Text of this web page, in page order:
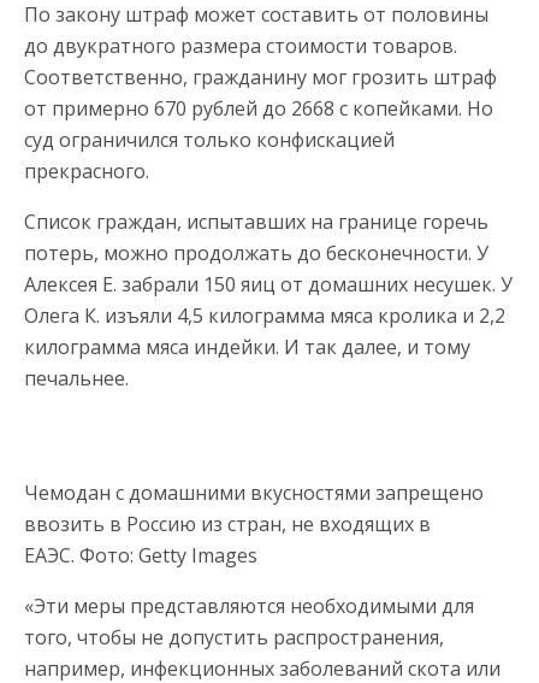
По закону штраф может составить от половины
до двукратного размера стоимости товаров.
Соответственно, гражданину мог грозить штраф
от примерно 670 рублей до 2668 с копейками. Но
суд ограничился только конфискацией
прекрасного.
Список граждан, испытавших на границе горечь
потерь, можно продолжать до бесконечности. У
Алексея Е. забрали 150 яиц от домашних несушек. У
Олега К. изъяли 4,5 килограмма мяса кролика и 2,2
килограмма мяса индейки. И так далее, и тому
печальнее.
Чемодан с домашними вкусностями запрещено
ввозить в Россию из стран, не входящих в
ЕАЭС. Фото: Getty Images
«Эти меры представляются необходимыми для
того, чтобы не допустить распространения,
например, инфекционных заболеваний скота или